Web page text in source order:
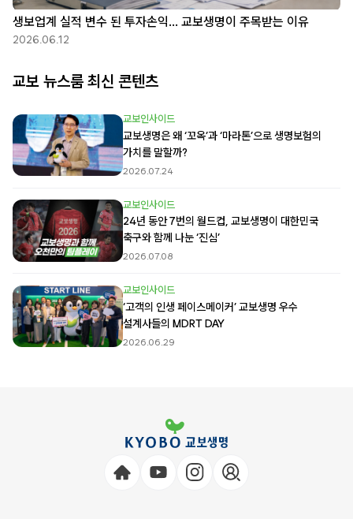
생보업계 실적 변수 된 투자손익… 교보생명이 주목받는 이유
2026.06.12
교보 뉴스룸 최신 콘텐츠
교보인사이드
교보생명은 왜 ‘꼬옥’과 ‘마라톤’으로 생명보험의
가치를 말할까?
2026.07.24
교보인사이드
24년 동안 7번의 월드컵, 교보생명이 대한민국
축구와 함께 나눈 ‘진심’
2026.07.08
교보인사이드
‘고객의 인생 페이스메이커’ 교보생명 우수
설계사들의 MDRT DAY
2026.06.29